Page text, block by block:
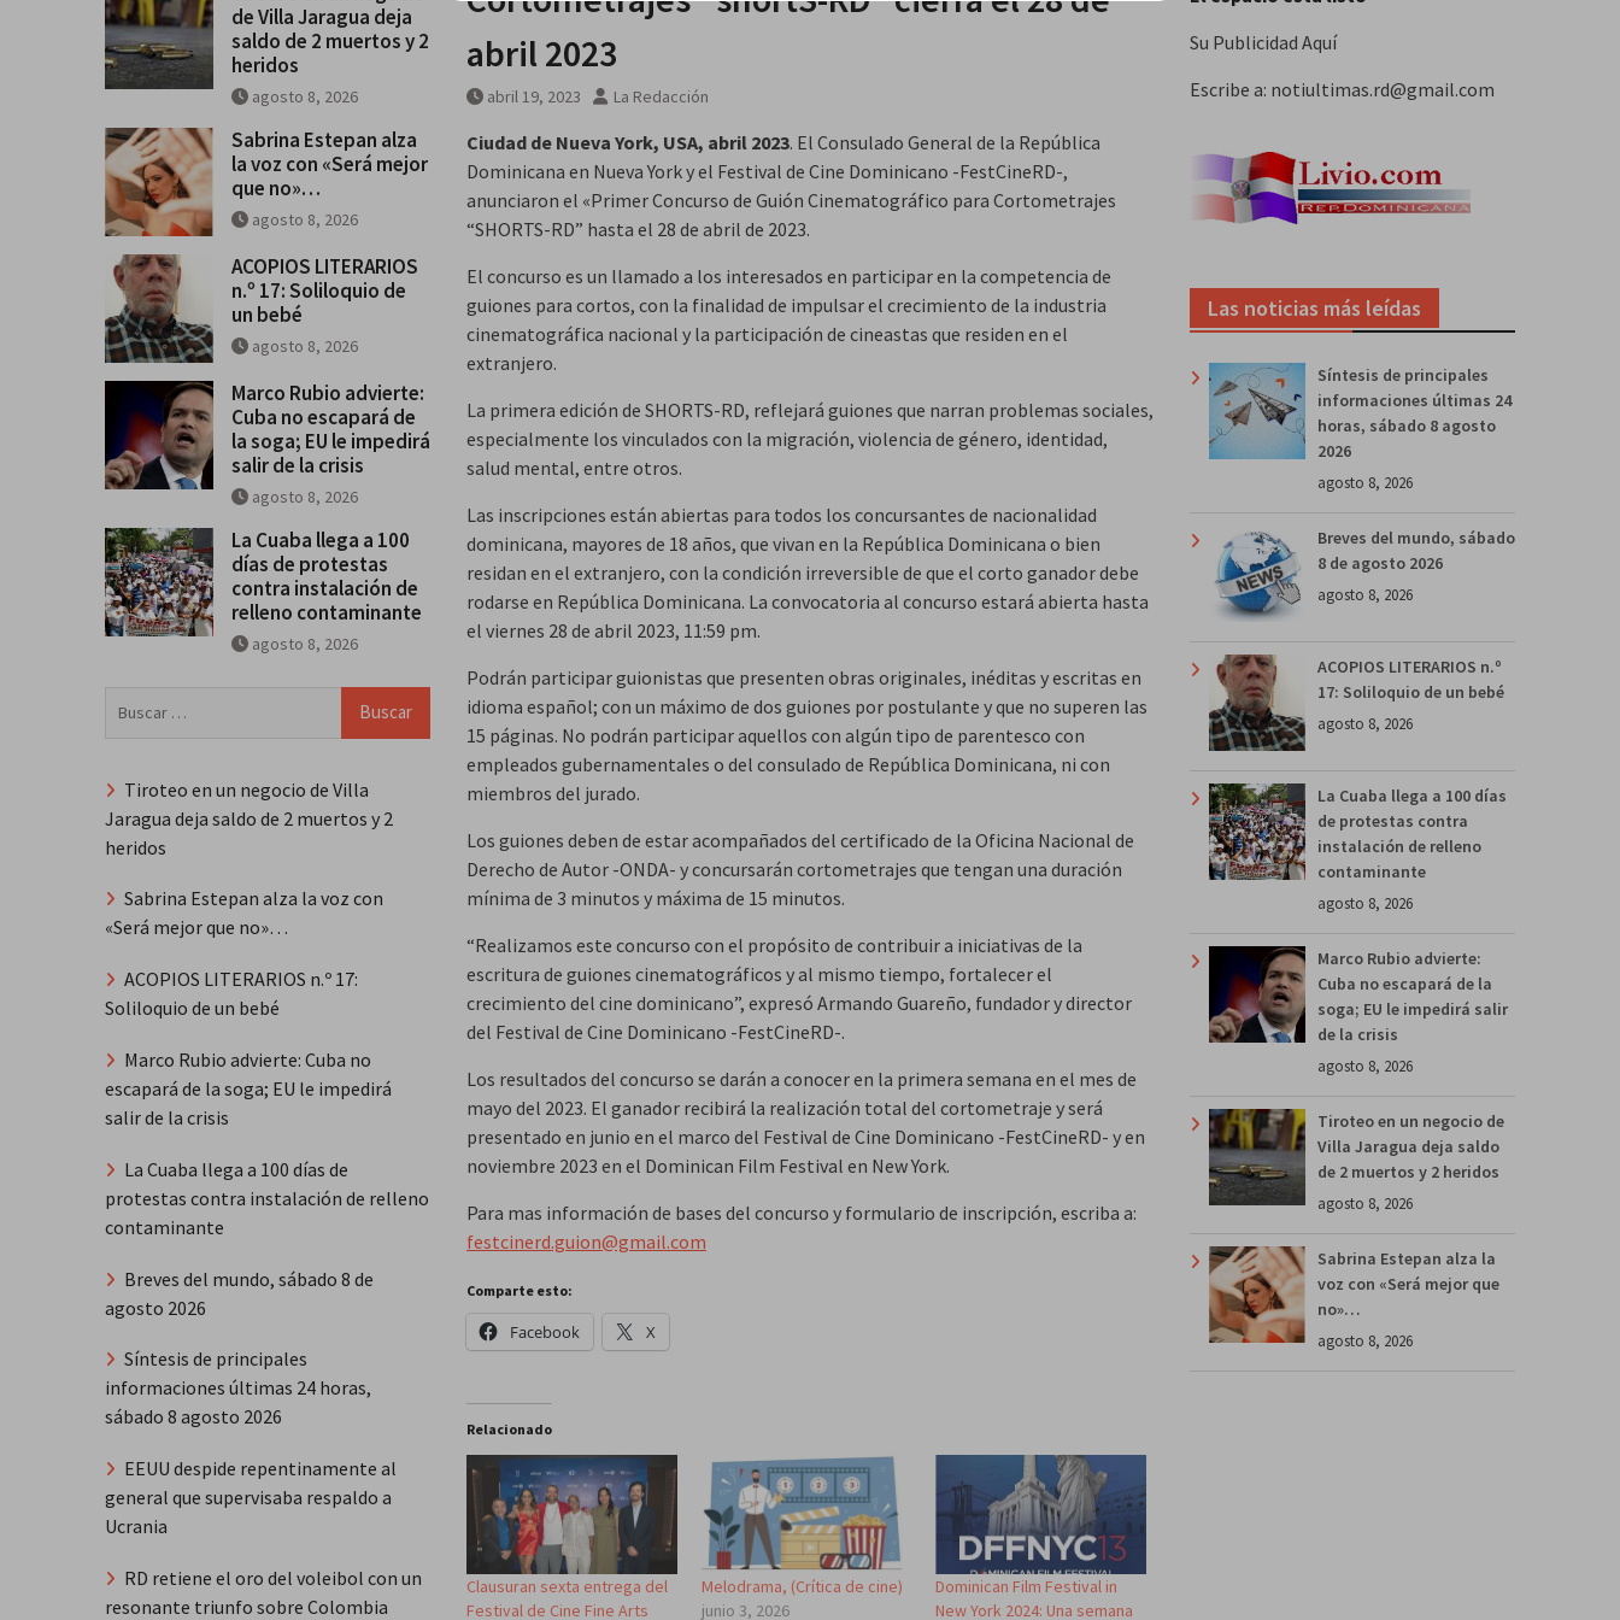
abril 2023
abril 19, 2023 La Redacción
Ciudad de Nueva York, USA, abril 2023. El Consulado General de la República
Dominicana en Nueva York y el Festival de Cine Dominicano -FestCineRD-,
anunciaron el «Primer Concurso de Guión Cinematográfico para Cortometrajes
“SHORTS-RD” hasta el 28 de abril de 2023.
El concurso es un llamado a los interesados en participar en la competencia de
guiones para cortos, con la finalidad de impulsar el crecimiento de la industria
cinematográfica nacional y la participación de cineastas que residen en el
extranjero.
La primera edición de SHORTS-RD, reflejará guiones que narran problemas sociales,
especialmente los vinculados con la migración, violencia de género, identidad,
salud mental, entre otros.
Las inscripciones están abiertas para todos los concursantes de nacionalidad
dominicana, mayores de 18 años, que vivan en la República Dominicana o bien
residan en el extranjero, con la condición irreversible de que el corto ganador debe
rodarse en República Dominicana. La convocatoria al concurso estará abierta hasta
el viernes 28 de abril 2023, 11:59 pm.
Podrán participar guionistas que presenten obras originales, inéditas y escritas en
idioma español; con un máximo de dos guiones por postulante y que no superen las
15 páginas. No podrán participar aquellos con algún tipo de parentesco con
empleados gubernamentales o del consulado de República Dominicana, ni con
miembros del jurado.
Los guiones deben de estar acompañados del certificado de la Oficina Nacional de
Derecho de Autor -ONDA- y concursarán cortometrajes que tengan una duración
mínima de 3 minutos y máxima de 15 minutos.
“Realizamos este concurso con el propósito de contribuir a iniciativas de la
escritura de guiones cinematográficos y al mismo tiempo, fortalecer el
crecimiento del cine dominicano”, expresó Armando Guareño, fundador y director
del Festival de Cine Dominicano -FestCineRD-.
Los resultados del concurso se darán a conocer en la primera semana en el mes de
mayo del 2023. El ganador recibirá la realización total del cortometraje y será
presentado en junio en el marco del Festival de Cine Dominicano -FestCineRD- y en
noviembre 2023 en el Dominican Film Festival en New York.
Para mas información de bases del concurso y formulario de inscripción, escriba a:
festcinerd.guion@gmail.com
Comparte esto:
Facebook X
Relacionado
Clausuran sexta entrega del
Festival de Cine Fine Arts
Melodrama, (Crítica de cine)
junio 3, 2026
Dominican Film Festival in
New York 2024: Una semana
Su Publicidad Aquí
Escribe a: notiultimas.rd@gmail.com
Las noticias más leídas
Síntesis de principales
informaciones últimas 24
horas, sábado 8 agosto
2026
agosto 8, 2026
Breves del mundo, sábado
8 de agosto 2026
agosto 8, 2026
ACOPIOS LITERARIOS n.º
17: Soliloquio de un bebé
agosto 8, 2026
La Cuaba llega a 100 días
de protestas contra
instalación de relleno
contaminante
agosto 8, 2026
Marco Rubio advierte:
Cuba no escapará de la
soga; EU le impedirá salir
de la crisis
agosto 8, 2026
Tiroteo en un negocio de
Villa Jaragua deja saldo
de 2 muertos y 2 heridos
agosto 8, 2026
Sabrina Estepan alza la
voz con «Será mejor que
no»…
agosto 8, 2026
de Villa Jaragua deja
saldo de 2 muertos y 2
heridos
agosto 8, 2026
Sabrina Estepan alza
la voz con «Será mejor
que no»…
agosto 8, 2026
ACOPIOS LITERARIOS
n.º 17: Soliloquio de
un bebé
agosto 8, 2026
Marco Rubio advierte:
Cuba no escapará de
la soga; EU le impedirá
salir de la crisis
agosto 8, 2026
La Cuaba llega a 100
días de protestas
contra instalación de
relleno contaminante
agosto 8, 2026
Tiroteo en un negocio de Villa
Jaragua deja saldo de 2 muertos y 2
heridos
Sabrina Estepan alza la voz con
«Será mejor que no»…
ACOPIOS LITERARIOS n.º 17:
Soliloquio de un bebé
Marco Rubio advierte: Cuba no
escapará de la soga; EU le impedirá
salir de la crisis
La Cuaba llega a 100 días de
protestas contra instalación de relleno
contaminante
Breves del mundo, sábado 8 de
agosto 2026
Síntesis de principales
informaciones últimas 24 horas,
sábado 8 agosto 2026
EEUU despide repentinamente al
general que supervisaba respaldo a
Ucrania
RD retiene el oro del voleibol con un
resonante triunfo sobre Colombia